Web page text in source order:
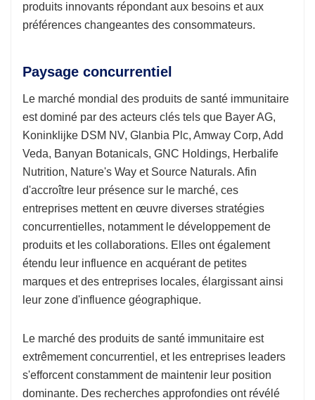
produits innovants répondant aux besoins et aux
préférences changeantes des consommateurs.
Paysage concurrentiel
Le marché mondial des produits de santé immunitaire
est dominé par des acteurs clés tels que Bayer AG,
Koninklijke DSM NV, Glanbia Plc, Amway Corp, Add
Veda, Banyan Botanicals, GNC Holdings, Herbalife
Nutrition, Nature's Way et Source Naturals. Afin
d'accroître leur présence sur le marché, ces
entreprises mettent en œuvre diverses stratégies
concurrentielles, notamment le développement de
produits et les collaborations. Elles ont également
étendu leur influence en acquérant de petites
marques et des entreprises locales, élargissant ainsi
leur zone d'influence géographique.
Le marché des produits de santé immunitaire est
extrêmement concurrentiel, et les entreprises leaders
s'efforcent constamment de maintenir leur position
dominante. Des recherches approfondies ont révélé